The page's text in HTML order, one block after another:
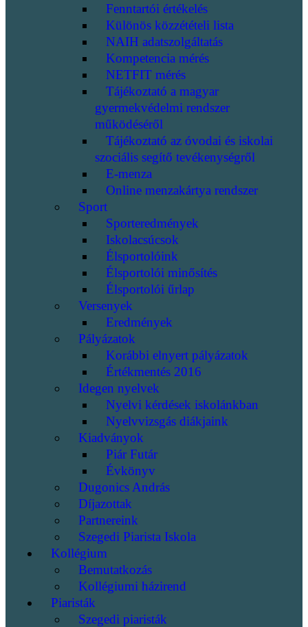
Fenntartói értékelés
Különös közzétételi lista
NAIH adatszolgáltatás
Kompetencia mérés
NETFIT mérés
Tájékoztató a magyar
gyermekvédelmi rendszer
működéséről
Tájékoztató az óvodai és iskolai
szociális segítő tevékenységről
E-menza
Online menzakártya rendszer
Sport
Sporteredmények
Iskolacsúcsok
Élsportolóink
Élsportolói minősítés
Élsportolói űrlap
Versenyek
Eredmények
Pályázatok
Korábbi elnyert pályázatok
Értékmentés 2016
Idegen nyelvek
Nyelvi kérdések iskolánkban
Nyelvvizsgás diákjaink
Kiadványok
Piár Futár
Évkönyv
Dugonics András
Díjazottak
Partnereink
Szegedi Piarista Iskola
Kollégium
Bemutatkozás
Kollégiumi házirend
Piaristák
Szegedi piaristák